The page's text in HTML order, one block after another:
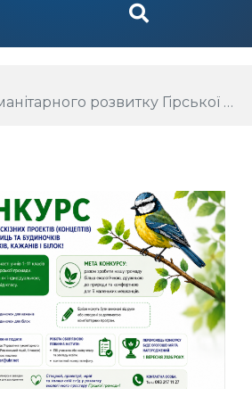
Конкурс на створення ескізних проєктів (концептів) годівниць та будиночків для птахів, кажанів і білок!